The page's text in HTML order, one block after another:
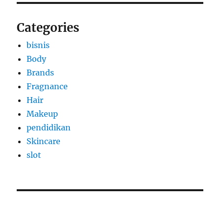
Categories
bisnis
Body
Brands
Fragnance
Hair
Makeup
pendidikan
Skincare
slot